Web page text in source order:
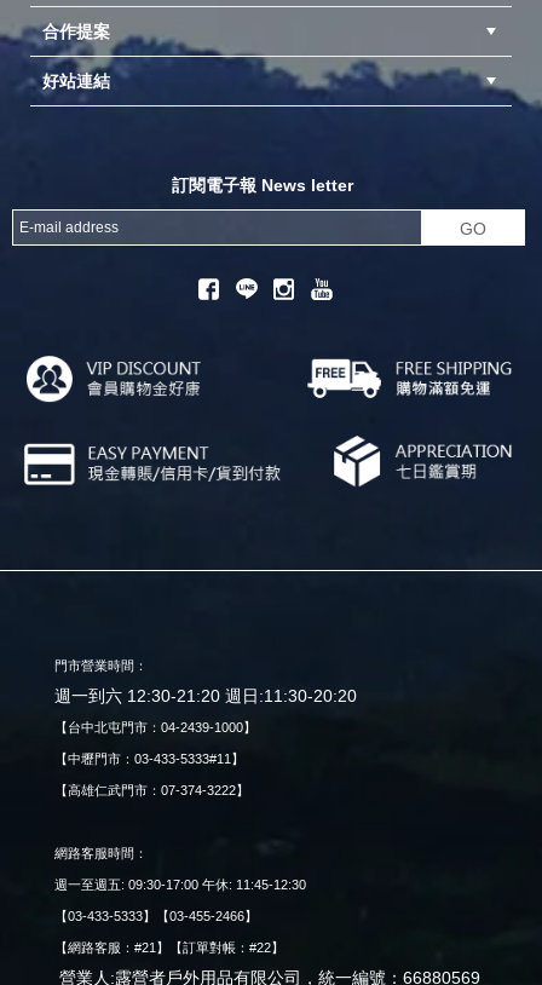
合作提案
異業合作
專案採購
成為供應商
好站連結
訂閱電子報 News letter
GO
門市營業時間：
週一到六 12:30-21:20 週日:11:30-20:20
【台中北屯門市：04-2439-1000】
【中壢門市：03-433-5333#11】
【高雄仁武門市：07-374-3222】
網路客服時間：
週一至週五: 09:30-17:00 午休: 11:45-12:30
【03-433-5333】【03-455-2466】
【網路客服：#21】【訂單對帳：#22】
營業人:露營者戶外用品有限公司，統一編號：66880569